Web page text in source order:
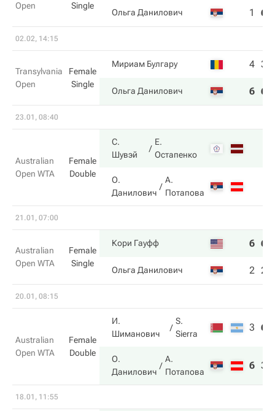
Open
Single
Ольга Данилович 1 6
02.02, 14:15
Transylvania
Open
Female
Single
Мириам Булгару 4 3
Ольга Данилович 6 6
23.01, 08:40
Australian
Open WTA
Female
Double
С.
Шувэй
Е.
Остапенко
О.
Данилович
А.
Потапова
21.01, 07:00
Australian
Open WTA
Female
Single
Кори Гауфф 6 6
Ольга Данилович 2 2
20.01, 08:15
Australian
Open WTA
Female
Double
И.
Шиманович
S.
Sierra
3 6
О.
Данилович
А.
Потапова
6 3
18.01, 11:55